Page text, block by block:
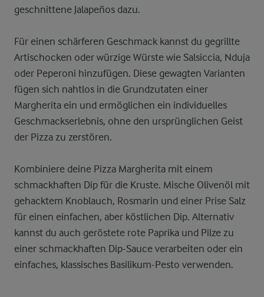
geschnittene Jalapeños dazu.
Für einen schärferen Geschmack kannst du gegrillte
Artischocken oder würzige Würste wie Salsiccia, Nduja
oder Peperoni hinzufügen. Diese gewagten Varianten
fügen sich nahtlos in die Grundzutaten einer
Margherita ein und ermöglichen ein individuelles
Geschmackserlebnis, ohne den ursprünglichen Geist
der Pizza zu zerstören.
Kombiniere deine Pizza Margherita mit einem
schmackhaften Dip für die Kruste. Mische Olivenöl mit
gehacktem Knoblauch, Rosmarin und einer Prise Salz
für einen einfachen, aber köstlichen Dip. Alternativ
kannst du auch geröstete rote Paprika und Pilze zu
einer schmackhaften Dip-Sauce verarbeiten oder ein
einfaches, klassisches Basilikum-Pesto verwenden.